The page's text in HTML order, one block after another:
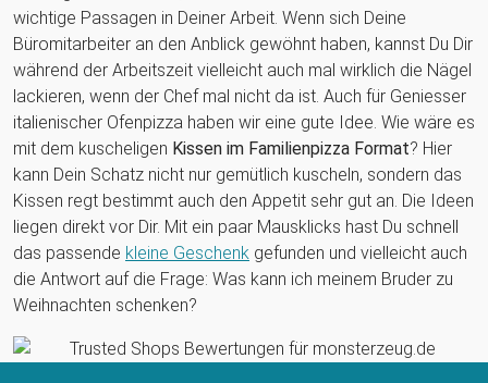
wichtige Passagen in Deiner Arbeit. Wenn sich Deine
Büromitarbeiter an den Anblick gewöhnt haben, kannst Du Dir
während der Arbeitszeit vielleicht auch mal wirklich die Nägel
lackieren, wenn der Chef mal nicht da ist. Auch für Geniesser
italienischer Ofenpizza haben wir eine gute Idee. Wie wäre es
mit dem kuscheligen Kissen im Familienpizza Format? Hier
kann Dein Schatz nicht nur gemütlich kuscheln, sondern das
Kissen regt bestimmt auch den Appetit sehr gut an. Die Ideen
liegen direkt vor Dir. Mit ein paar Mausklicks hast Du schnell
das passende kleine Geschenk gefunden und vielleicht auch
die Antwort auf die Frage: Was kann ich meinem Bruder zu
Weihnachten schenken?